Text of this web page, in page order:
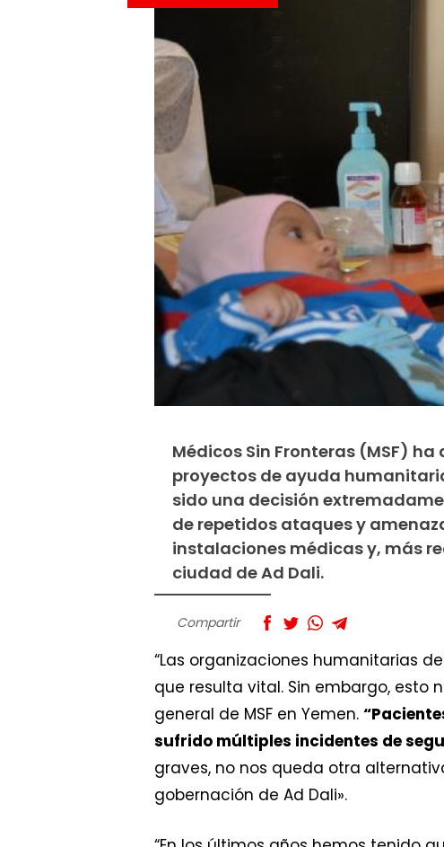
Médicos Sin Fronteras (MSF)
proyectos de ayuda
sido una decisión
de repetidos ataques y
instalaciones médicas y, más
ciudad de Ad Dali.
Compartir
“Las organizaciones humanitarias
que resulta vital. Sin embargo, esto
general de MSF en Yemen.
sufrido múltiples incidentes de
graves, no nos queda otra
gobernación de Ad Dali».